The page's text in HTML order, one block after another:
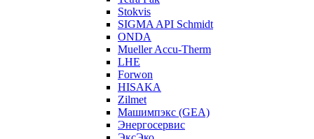
Stokvis
SIGMA API Schmidt
ONDA
Mueller Accu-Therm
LHE
Forwon
HISAKA
Zilmet
Машимпэкс (GEA)
Энергосервис